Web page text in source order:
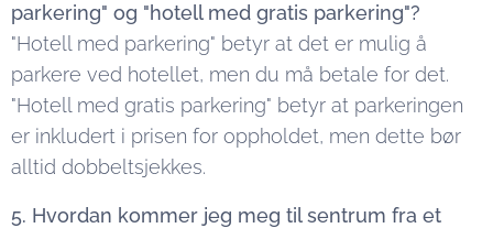
parkering" og "hotell med gratis parkering"?
"Hotell med parkering" betyr at det er mulig å
parkere ved hotellet, men du må betale for det.
"Hotell med gratis parkering" betyr at parkeringen
er inkludert i prisen for oppholdet, men dette bør
alltid dobbeltsjekkes.
5. Hvordan kommer jeg meg til sentrum fra et